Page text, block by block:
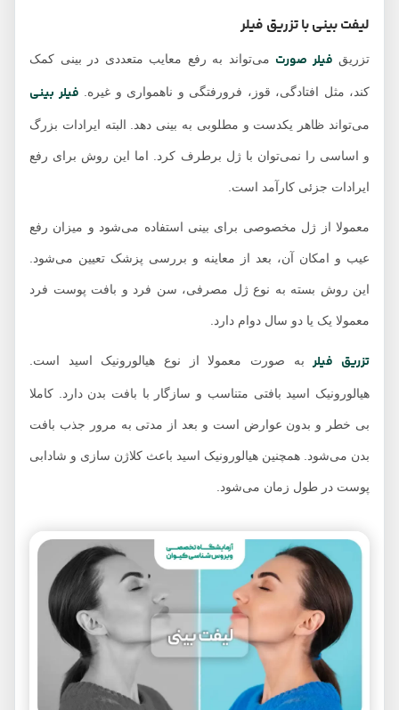
لیفت بینی با تزریق فیلر
تزریق فیلر صورتمی‌تواند به رفع معایب متعددی در بینی کمک
کند، مثل افتادگی، قوز، فرورفتگی و ناهمواری و غیره.فیلر بینی
می‌تواند ظاهر یکدست و مطلوبی به بینی دهد. البته ایرادات بزرگ
و اساسی را نمی‌توان با ژل برطرف کرد. اما این روش برای رفع
ایرادات جزئی کارآمد است.
معمولا از ژل مخصوصی برای بینی استفاده می‌شود و میزان رفع
عیب و امکان آن، بعد از معاینه و بررسی پزشک تعیین می‌شود.
این روش بسته به نوع ژل مصرفی، سن فرد و بافت پوست فرد
معمولا یک یا دو سال دوام دارد.
تزریق فیلر به صورت معمولا از نوع هیالورونیک اسید است.
هیالورونیک اسید بافتی متناسب و سازگار با بافت بدن دارد. کاملا
بی خطر و بدون عوارض است و بعد از مدتی به مرور جذب بافت
بدن می‌شود. همچنین هیالورونیک اسید باعث کلاژن سازی و شادابی
پوست در طول زمان می‌شود.